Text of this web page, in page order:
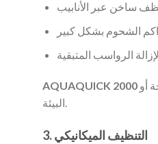
AQUAQUICK 2000
البيئة.
3. التنظيف الميكانيكي